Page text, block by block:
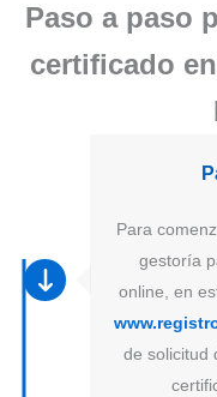
Paso a paso
certificado
Para
gestoría
online, en
de solicitud